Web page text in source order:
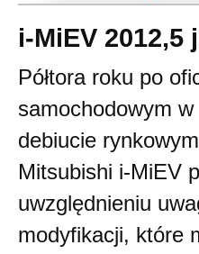
i-MiEV 2012,5
Półtora roku po
samochodowym
debiucie
Mitsubishi i-MiEV
uwzględnieniu
modyfikacji, które